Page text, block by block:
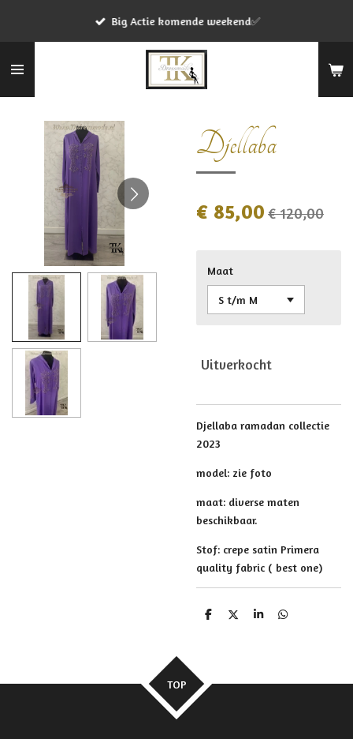
de
Big Actie komende weekend✅
Djellaba
€ 85,00 € 120,00
Maat
Uitverkocht
Djellaba ramadan collectie
2023
model: zie foto
maat: diverse maten
beschikbaar.
Stof: crepe satin Primera
quality fabric ( best one)
D
D
S
D
TOP